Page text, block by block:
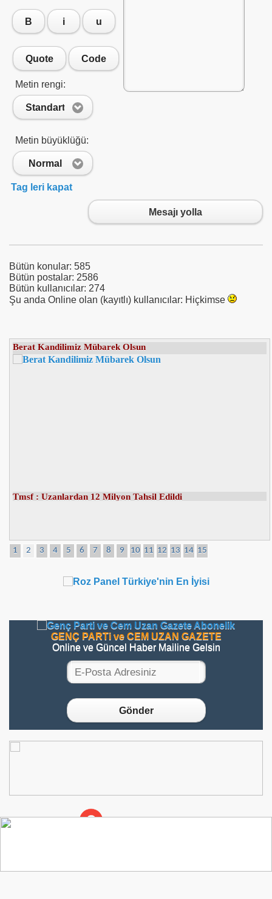
ve
sitesi
B i u
Quote Code
Metin rengi:
Standart
Metin büyüklüğü:
Normal
Tag leri kapat
Mesajı yolla
Bütün konular: 585
Bütün postalar: 2586
Bütün kullanıcılar: 274
Şu anda Online olan (kayıtlı) kullanıcılar: Hiçkimse
Tmsf : Uzanlardan 12 Milyon Tahsil Edildi
1 2 3 4 5 6 7 8 9 10 11 12 13 14 15
GENÇ PARTi ve CEM UZAN GAZETE
Online ve Güncel Haber Mailine Gelsin
Gönder